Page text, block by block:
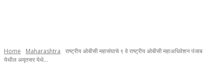
Home Maharashtra
राष्ट्रीय ओबीसी महासंघाचे ९ वे राष्ट्रीय ओबीसी महाअधिवेशन पंजाब
येथील अमृतसर येथे...